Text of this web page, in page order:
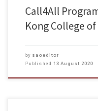
Call4All
Kong College
by saoeditor
Published 13 August 2020